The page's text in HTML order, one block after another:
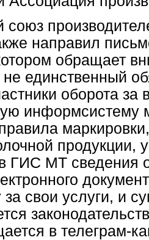
направил
обращает
единственный
оборота за
продукции,
ГИС МТ сведения
за свои услуги, и
в телеграм-